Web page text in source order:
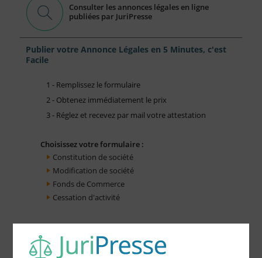
Consulter les annonces légales en ligne
publiées par JuriPresse
Publier votre Annonce Légales en 5 Minutes, c'est
Facile
1 - Remplissez le formulaire
2 - Obtenez immédiatement le prix
3 - Réglez et recevez par mail votre attestation
Choisissez votre formulaire :
Constitution de société
Modification de société
Fonds de Commerce
Cessation d'activité